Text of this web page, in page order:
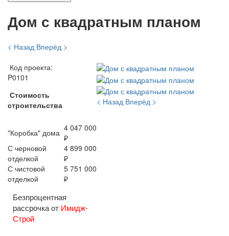
Дом с квадратным планом
< Назад Вперёд >
Код проекта:
P0101
Стоимость
строительства
"Коробка" дома 4 047 000
₽
С черновой
отделкой
4 899 000
₽
С чистовой
отделкой
5 751 000
₽
Безпроцентная
рассрочка от Имидж-
Строй
< Назад Вперёд >